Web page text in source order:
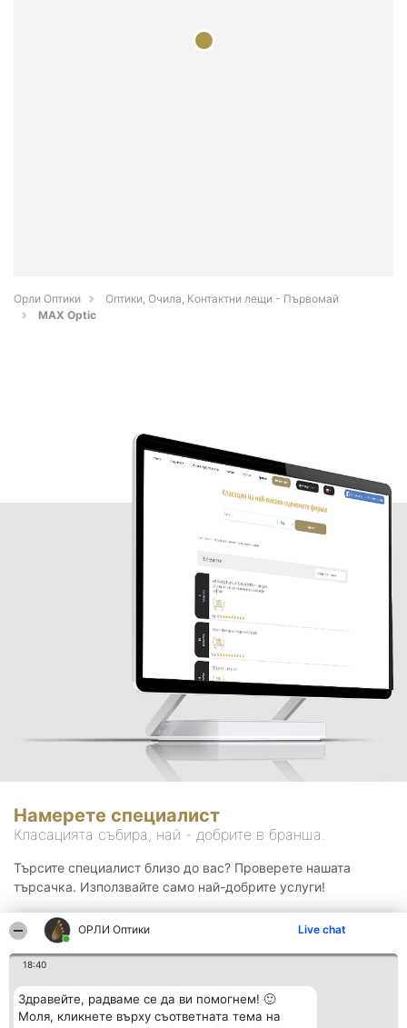
ОРЛИ Оптики Live chat
18:40
Здравейте, радваме се да ви помогнем! 🙂
Моля, кликнете върху съответната тема на
Орли Оптики
Оптики, Очила, Контактни лещи - Първомай
MAX Optic
Намерете специалист
Класацията събира, най - добрите в бранша.
Търсите специалист близо до вас? Проверете нашата
търсачка. Използвайте само най-добрите услуги!